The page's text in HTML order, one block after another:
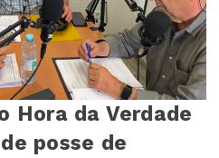
Hora da Verdade
posse de